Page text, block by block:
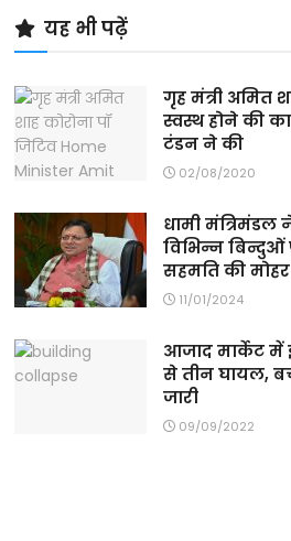
यह भी पढ़ें
गृह मंत्री अमित
स्वस्थ होने की
टंडन ने की
02/08/2020
धामी मंत्रिमंडल
विभिन्न बिन्दुओं
सहमति की मोहर
11/01/2024
आजाद मार्केट में
से तीन घायल,
जारी
09/09/2022